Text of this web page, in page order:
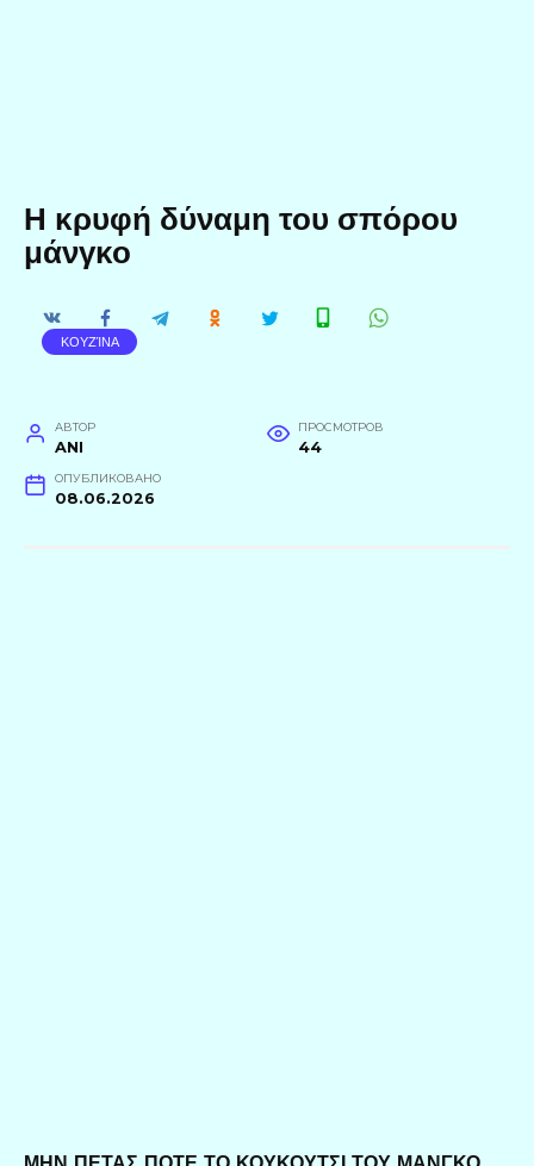
Η κρυφή δύναμη του σπόρου
μάνγκο
ΚΟΥΖΊΝΑ
АВТОР
ANI
ПРОСМОТРОВ
44
ОПУБЛИКОВАНО
08.06.2026